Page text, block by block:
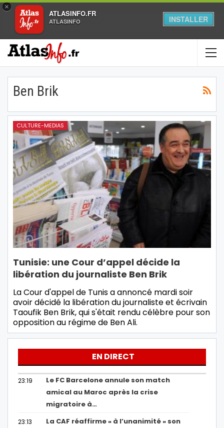
×
ATLASINFO.FR
ATLASINFO INSTALLER
Ben Brik
CULTURE-MEDIAS
Tunisie: une Cour d’appel décide la
libération du journaliste Ben Brik
La Cour d'appel de Tunis a annoncé mardi soir
avoir décidé la libération du journaliste et écrivain
Taoufik Ben Brik, qui s'était rendu célèbre pour son
opposition au régime de Ben Ali.
EN DIRECT
23:19
Le FC Barcelone annule son match
amical au Maroc après la crise
migratoire à…
23:13
La CAF réaffirme « à l’unanimité » son